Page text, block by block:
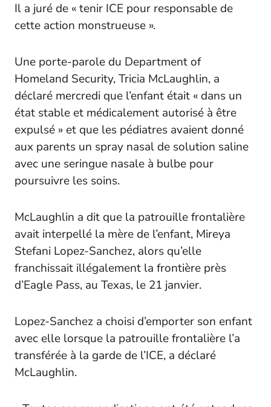
Il a juré de « tenir ICE pour responsable de
cette action monstrueuse ».
Une porte-parole du Department of
Homeland Security, Tricia McLaughlin, a
déclaré mercredi que l’enfant était « dans un
état stable et médicalement autorisé à être
expulsé » et que les pédiatres avaient donné
aux parents un spray nasal de solution saline
avec une seringue nasale à bulbe pour
poursuivre les soins.
McLaughlin a dit que la patrouille frontalière
avait interpellé la mère de l’enfant, Mireya
Stefani Lopez-Sanchez, alors qu’elle
franchissait illégalement la frontière près
d’Eagle Pass, au Texas, le 21 janvier.
Lopez-Sanchez a choisi d’emporter son enfant
avec elle lorsque la patrouille frontalière l’a
transférée à la garde de l’ICE, a déclaré
McLaughlin.